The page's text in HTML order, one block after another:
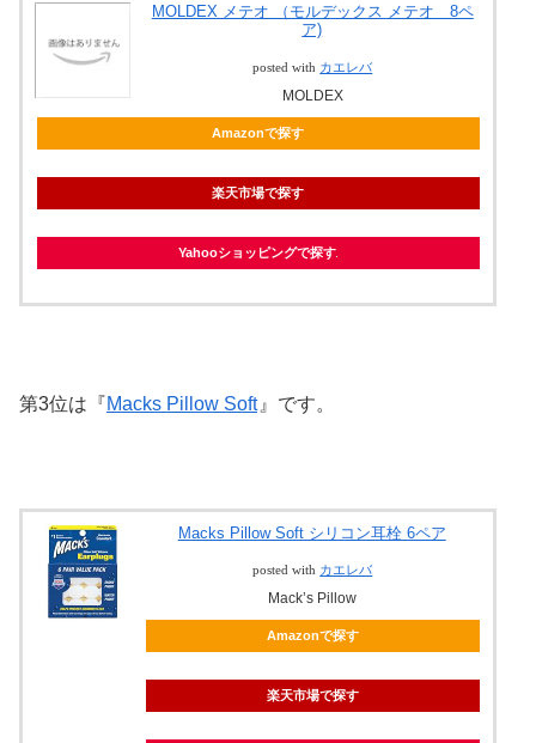
MOLDEX メテオ （モルデックス メテオ 8ペ
ア)
posted with カエレバ
MOLDEX
Amazonで探す
楽天市場で探す
Yahooショッピングで探す
第3位は『Macks Pillow Soft 』です。
Macks Pillow Soft シリコン耳栓 6ペア
posted with カエレバ
Mack’s Pillow
Amazonで探す
楽天市場で探す